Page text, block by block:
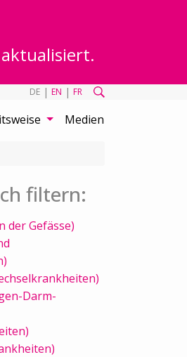
DE | EN | FR
Medien
filtern:
der Gefässe)
Darm-